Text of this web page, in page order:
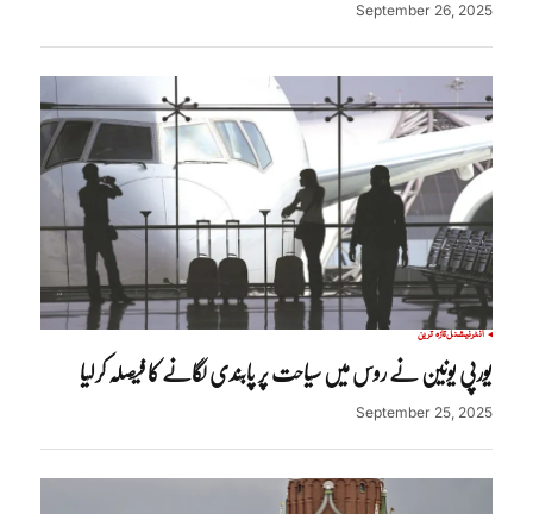
September 26, 2025
انٹرنیشنلتازہ ترین
یورپی یونین نے روس میں سیاحت پر پابندی لگانے کا فیصلہ کرلیا
September 25, 2025